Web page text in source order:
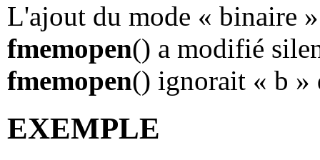
L'ajout du mode « binaire
fmemopen() a modifié
fmemopen() ignorait « b »
EXEMPLE